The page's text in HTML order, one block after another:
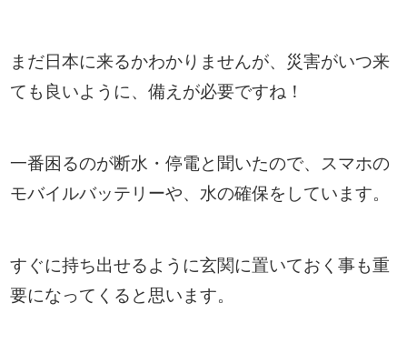
まだ日本に来るかわかりませんが、災害がいつ来
ても良いように、備えが必要ですね！
一番困るのが断水・停電と聞いたので、スマホの
モバイルバッテリーや、水の確保をしています。
すぐに持ち出せるように玄関に置いておく事も重
要になってくると思います。